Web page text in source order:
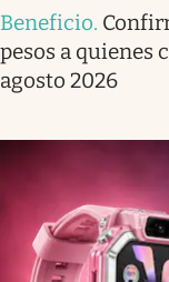
Beneficio.
pesos a quienes
agosto 2026